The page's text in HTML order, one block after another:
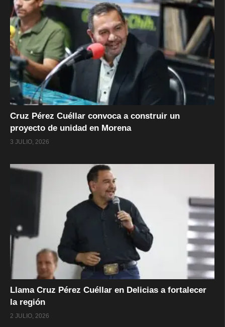
Cruz Pérez Cuéllar convoca a construir un
proyecto de unidad en Morena
3 JULIO, 2026
Llama Cruz Pérez Cuéllar en Delicias a fortalecer
la región
2 JULIO, 2026